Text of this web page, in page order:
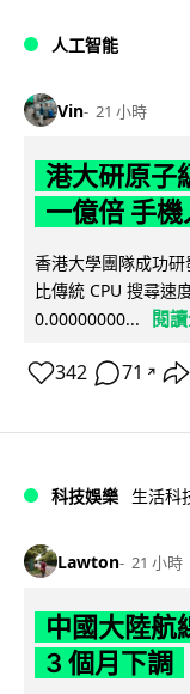
人工智能
Vin 21 小時
港大研原子
一億倍 手
香港大學團隊成功
比傳統 CPU 搜尋速
0.00000000...
閱
342 71 ↗
科技娛樂 生活科
Lawton 21 小時
中國大陸航
3 個月下調